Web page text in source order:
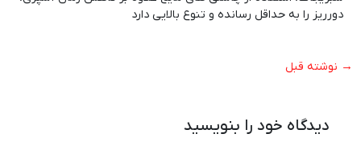
دورریز را به حداقل رسانده و تنوع بالایی دارد
→ نوشته قبل
دیدگاه‌ خود را بنویسید